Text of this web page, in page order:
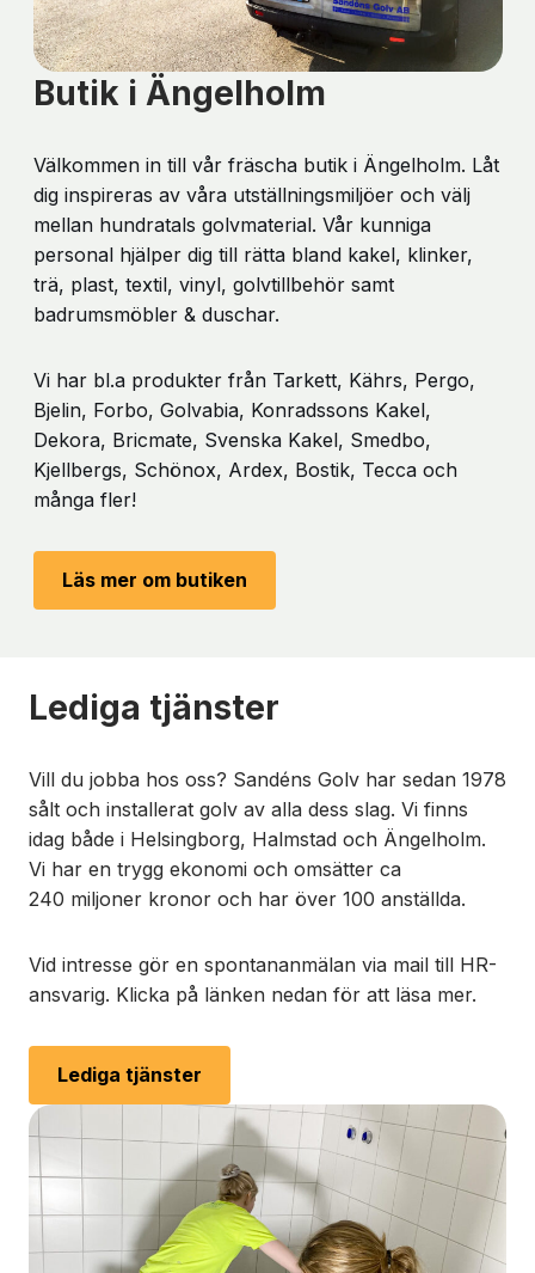
Butik i Ängelholm
Välkommen in till vår fräscha butik i Ängelholm. Låt
dig inspireras av våra utställningsmiljöer och välj
mellan hundratals golvmaterial. Vår kunniga
personal hjälper dig till rätta bland kakel, klinker,
trä, plast, textil, vinyl, golvtillbehör samt
badrumsmöbler & duschar.
Vi har bl.a produkter från Tarkett, Kährs, Pergo,
Bjelin, Forbo, Golvabia, Konradssons Kakel,
Dekora, Bricmate, Svenska Kakel, Smedbo,
Kjellbergs, Schönox, Ardex, Bostik, Tecca och
många fler!
Läs mer om butiken
Lediga tjänster
Vill du jobba hos oss? Sandéns Golv har sedan 1978
sålt och installerat golv av alla dess slag. Vi finns
idag både i Helsingborg, Halmstad och Ängelholm.
Vi har en trygg ekonomi och omsätter ca
240 miljoner kronor och har över 100 anställda.
Vid intresse gör en spontananmälan via mail till HR-
ansvarig. Klicka på länken nedan för att läsa mer.
Lediga tjänster